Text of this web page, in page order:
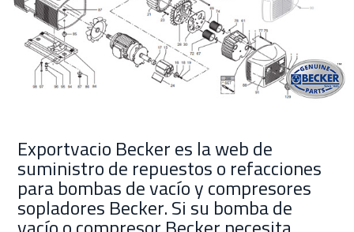
Exportvacio Becker es la web de
suministro de repuestos o refacciones
para bombas de vacío y compresores
sopladores Becker. Si su bomba de